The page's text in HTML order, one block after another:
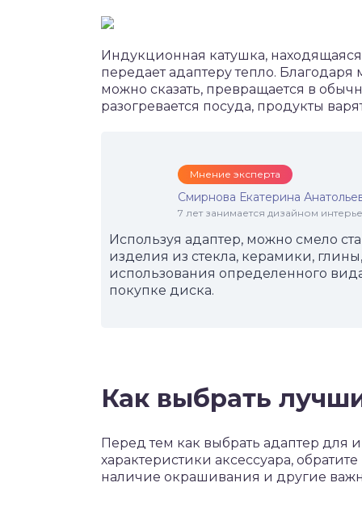
Индукционная катушка,
передает адаптеру тепло.
можно сказать, превращается в
разогревается посуда, продукты
Мнение эксперта
Смирнова Екатерина
7 лет занимается дизайном
Используя адаптер, можно смело
изделия из стекла, керамики,
использования определенного
покупке диска.
Как выбрать
Перед тем как выбрать адаптер для
характеристики аксессуара,
наличие окрашивания и другие